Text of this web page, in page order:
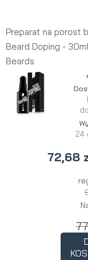
Preparat na porost
Beard Doping -
Beards
24
72,68